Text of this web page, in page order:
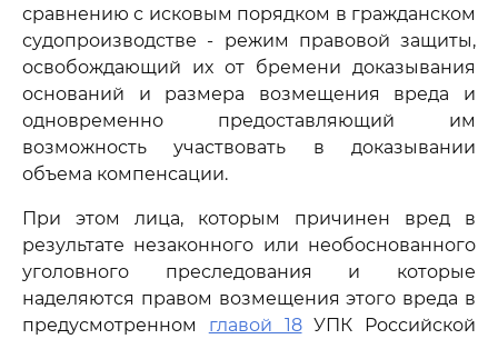
сравнению с исковым порядком в гражданском
судопроизводстве - режим правовой защиты,
освобождающий их от бремени доказывания
оснований и размера возмещения вреда и
одновременно предоставляющий им
возможность участвовать в доказывании
объема компенсации.
При этом лица, которым причинен вред в
результате незаконного или необоснованного
уголовного преследования и которые
наделяются правом возмещения этого вреда в
предусмотренном главой 18УПК Российской